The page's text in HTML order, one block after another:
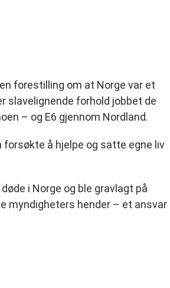
forestilling om at Norge var et
slavelignende forhold jobbet de
– og E6 gjennom Nordland.
forsøkte å hjelpe og satte egne liv
i Norge og ble gravlagt på
myndigheters hender – et ansvar